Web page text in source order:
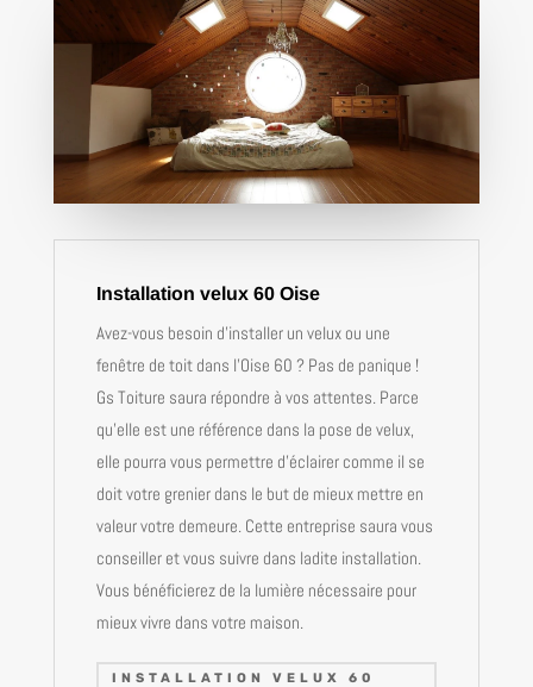
Installation velux 60 Oise
Avez-vous besoin d’installer un velux ou une
fenêtre de toit dans l’Oise 60 ? Pas de panique !
Gs Toiture saura répondre à vos attentes. Parce
qu’elle est une référence dans la pose de velux,
elle pourra vous permettre d’éclairer comme il se
doit votre grenier dans le but de mieux mettre en
valeur votre demeure. Cette entreprise saura vous
conseiller et vous suivre dans ladite installation.
Vous bénéficierez de la lumière nécessaire pour
mieux vivre dans votre maison.
INSTALLATION VELUX 60